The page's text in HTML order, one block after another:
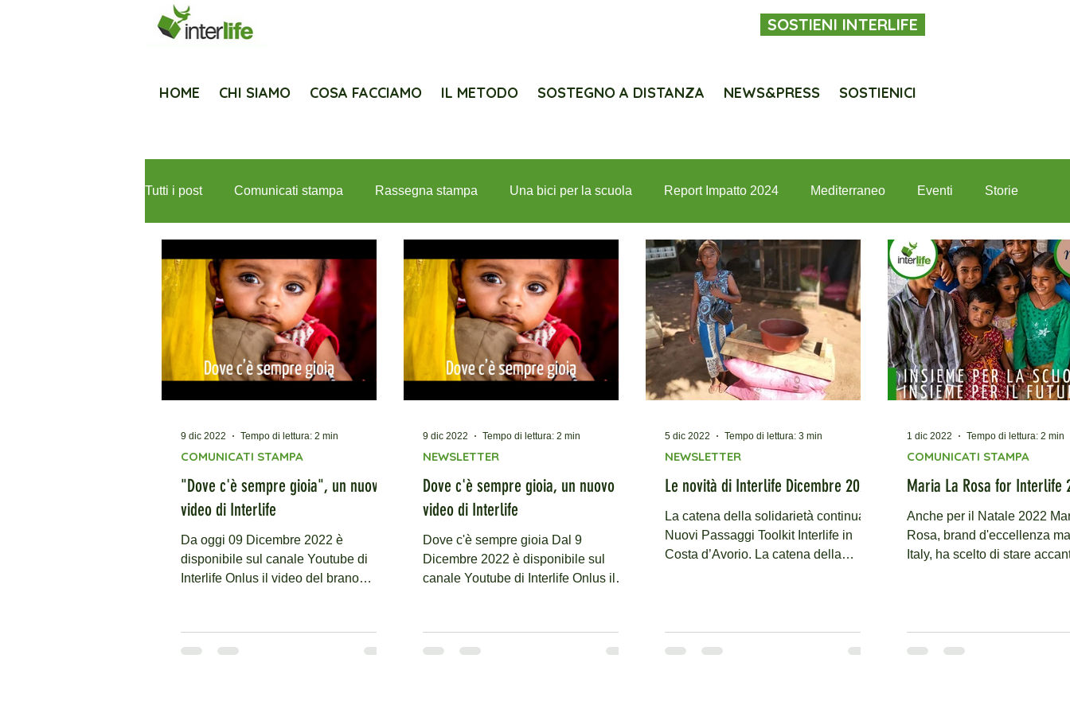
SOSTIENI INTERLIFE
HOME CHI SIAMO COSA FACCIAMO IL METODO SOSTEGNO A DISTANZA NEWS&PRESS SOSTIENICI
Tutti i post Comunicati stampa Rassegna stampa Una bici per la scuola Report Impatto 2024 Mediterraneo Eventi Storie
Progetti Interlife per i giovani
"Dove c'è sempre gioia", un nuovo
video di Interlife
Da oggi 09 Dicembre 2022 è
disponibile sul canale Youtube di
Interlife Onlus il video del brano
COMUNICATI STAMPA
9 dic 2022 Tempo di lettura: 2 min
Dove c'è sempre gioia, un nuovo
video di Interlife
Dove c'è sempre gioia Dal 9
Dicembre 2022 è disponibile sul
canale Youtube di Interlife Onlus il
produzione è frutto dell’impegno dello
staff di Interlife e accompagna un
NEWSLETTER
9 dic 2022 Tempo di lettura: 2 min
Le novità di Interlife Dicembre 2022
La catena della solidarietà continua:
Nuovi Passaggi Toolkit Interlife in
Costa d’Avorio. La catena della
NEWSLETTER
5 dic 2022 Tempo di lettura: 3 min
Maria La Rosa for Interlife
Anche per il Natale 2022
Rosa, brand d'eccellenza
Italy, ha scelto di stare
COMUNICATI STAMPA
1 dic 2022 Tempo di lettura: 2 min